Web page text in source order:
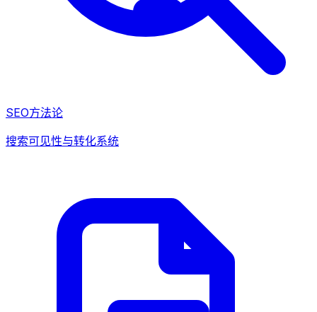
SEO方法论
搜索可见性与转化系统